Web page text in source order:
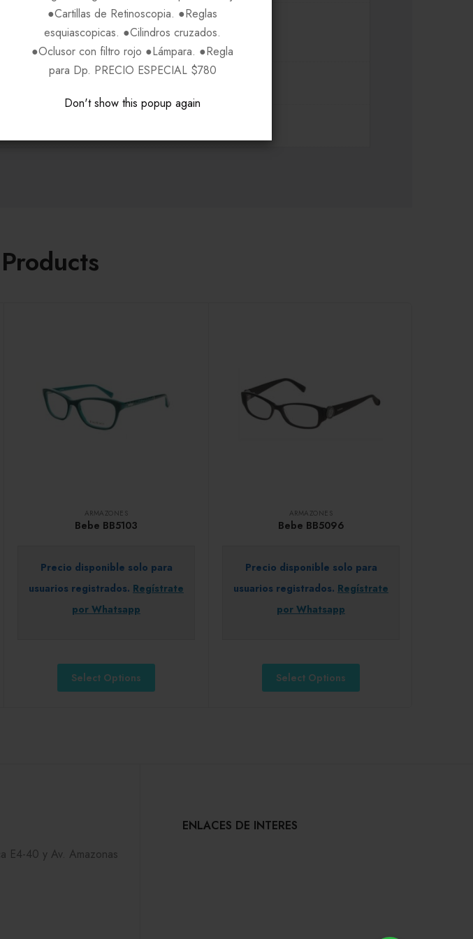
●Cartillas de Retinoscopia. ●Reglas
esquiascopicas. ●Cilindros cruzados.
●Oclusor con filtro rojo ●Lámpara. ●Regla
para Dp. PRECIO ESPECIAL $780
Don't show this popup again
ARMAZONES
Bebe BB5103
Precio disponible solo para
usuarios registrados. Regístrate
por Whatsapp
Select Options
ARMAZONES
Bebe BB5096
Precio disponible solo para
usuarios registrados. Regístrate
por Whatsapp
Select Options
E4-40 y Av. Amazonas
ENLACES DE INTERES